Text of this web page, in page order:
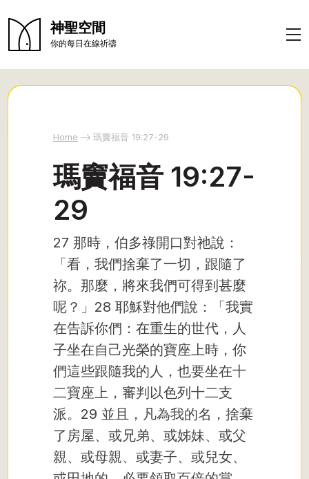
神聖空間
你的每日在線祈禱
Home 瑪竇福音 19:27-29
瑪竇福音 19:27-
29
27 那時，伯多祿開口對祂說：
「看，我們捨棄了一切，跟隨了
祢。那麼，將來我們可得到甚麼
呢？」28 耶穌對他們說：「我實
在告訴你們：在重生的世代，人
子坐在自己光榮的寶座上時，你
們這些跟隨我的人，也要坐在十
二寶座上，審判以色列十二支
派。29 並且，凡為我的名，捨棄
了房屋、或兄弟、或姊妹、或父
親、或母親、或妻子、或兒女、